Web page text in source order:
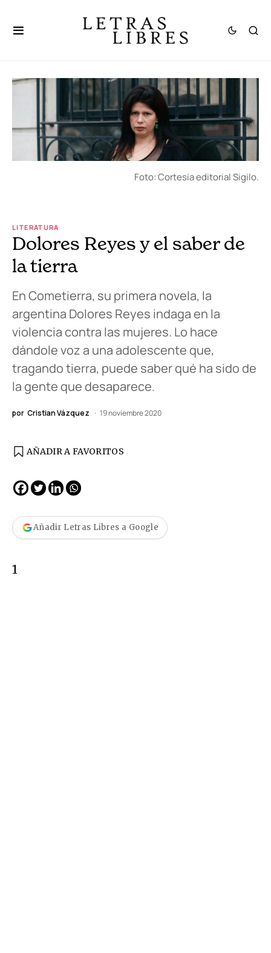
Foto: Cortesía editorial Sigilo.
LITERATURA
Dolores Reyes y el saber de
la tierra
En Cometierra, su primera novela, la
argentina Dolores Reyes indaga en la
violencia contra las mujeres. Lo hace
dándole voz a una adolescente que,
tragando tierra, puede saber qué ha sido de
la gente que desaparece.
por Cristian Vázquez 19 noviembre 2020
AÑADIR A FAVORITOS
Añadir Letras Libres a Google
1